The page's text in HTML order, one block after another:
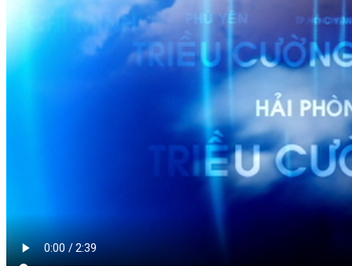
DỰ BÁO THỜI TIẾT
Dự báo thời tiết đêm 19/4 ngày 20/4/2023